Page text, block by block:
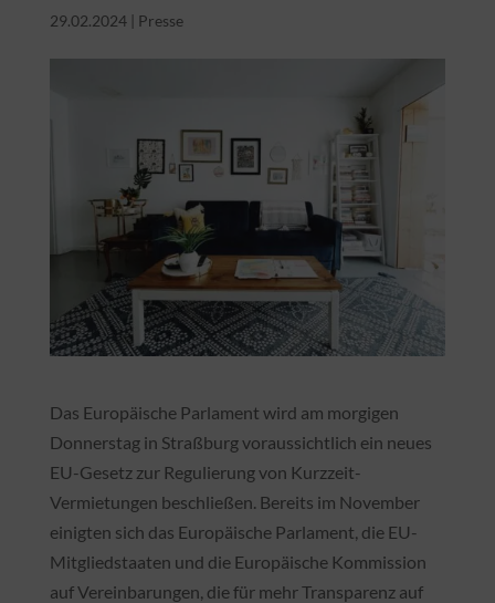
29.02.2024| Presse
Das Europäische Parlament wird am morgigen
Donnerstag in Straßburg voraussichtlich ein neues
EU-Gesetz zur Regulierung von Kurzzeit-
Vermietungen beschließen. Bereits im November
einigten sich das Europäische Parlament, die EU-
Mitgliedstaaten und die Europäische Kommission
auf Vereinbarungen, die für mehr Transparenz auf